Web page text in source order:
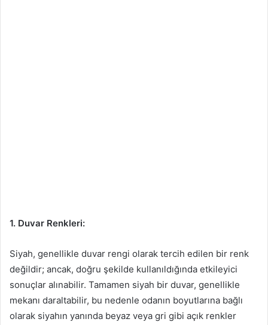
1. Duvar Renkleri:
Siyah, genellikle duvar rengi olarak tercih edilen bir renk
değildir; ancak, doğru şekilde kullanıldığında etkileyici
sonuçlar alınabilir. Tamamen siyah bir duvar, genellikle
mekanı daraltabilir, bu nedenle odanın boyutlarına bağlı
olarak siyahın yanında beyaz veya gri gibi açık renkler